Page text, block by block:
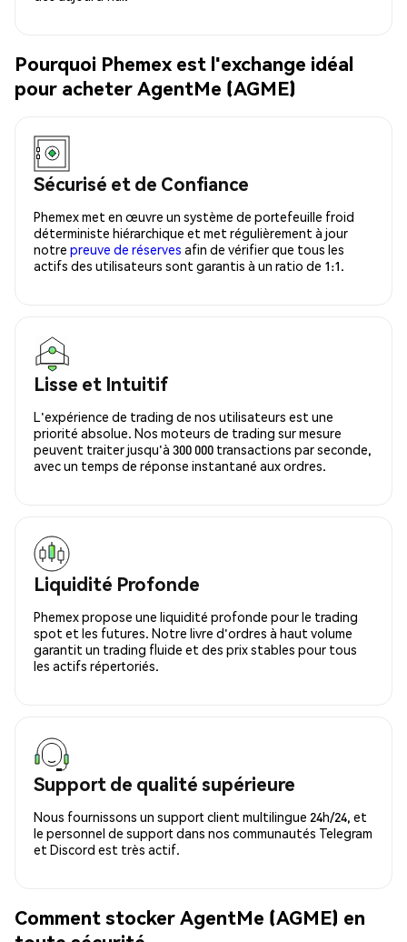
Pourquoi Phemex est l'exchange idéal
pour acheter AgentMe (AGME)
Sécurisé et de Confiance
Phemex met en œuvre un système de portefeuille froid
déterministe hiérarchique et met régulièrement à jour
notre preuve de réserves afin de vérifier que tous les
actifs des utilisateurs sont garantis à un ratio de 1:1.
Lisse et Intuitif
L'expérience de trading de nos utilisateurs est une
priorité absolue. Nos moteurs de trading sur mesure
peuvent traiter jusqu'à 300 000 transactions par seconde,
avec un temps de réponse instantané aux ordres.
Liquidité Profonde
Phemex propose une liquidité profonde pour le trading
spot et les futures. Notre livre d'ordres à haut volume
garantit un trading fluide et des prix stables pour tous
les actifs répertoriés.
Support de qualité supérieure
Nous fournissons un support client multilingue 24h/24, et
le personnel de support dans nos communautés Telegram
et Discord est très actif.
Comment stocker AgentMe (AGME) en